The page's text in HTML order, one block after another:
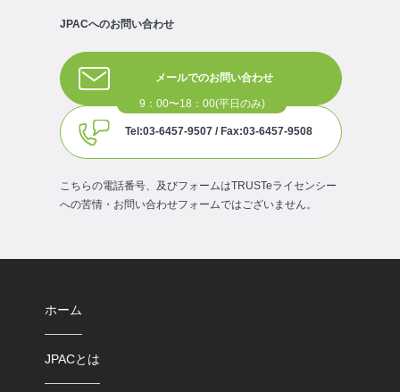
JPACへのお問い合わせ
メールでのお問い合わせ
Tel:03-6457-9507 / Fax:03-6457-9508
こちらの電話番号、及びフォームはTRUSTeライセンシー
への苦情・お問い合わせフォームではございません。
ホーム
JPACとは